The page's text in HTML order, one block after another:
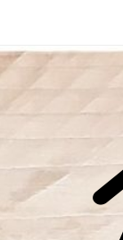
content